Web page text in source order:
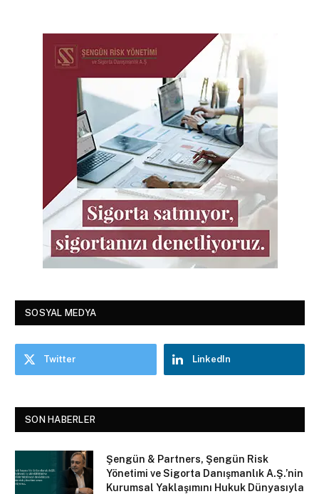
SOSYAL MEDYA
Twitter LinkedIn
SON HABERLER
Şengün & Partners, Şengün Risk
Yönetimi ve Sigorta Danışmanlık A.Ş.’nin
Kurumsal Yaklaşımını Hukuk Dünyasıyla